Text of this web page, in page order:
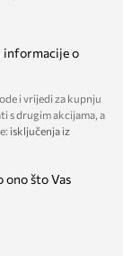
informacije o
i vrijedi za kupnju
s drugim akcijama, a
isključenja iz
ono što Vas